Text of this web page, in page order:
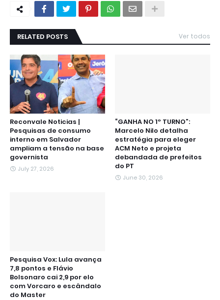
RELATED POSTS Ver todos
Reconvale Noticias |
Pesquisas de consumo
interno em Salvador
ampliam a tensão na base
governista
July 27, 2026
“GANHA NO 1º TURNO”:
Marcelo Nilo detalha
estratégia para eleger
ACM Neto e projeta
debandada de prefeitos
do PT
June 30, 2026
Pesquisa Vox: Lula avança
7,8 pontos e Flávio
Bolsonaro cai 2,9 por elo
com Vorcaro e escândalo
do Master